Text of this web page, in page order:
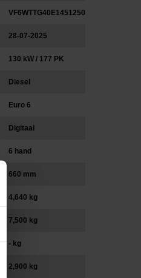
VF6WTTG40E1451250
28-07-2025
130 kW / 177 PK
Diesel
Euro 6
Digitaal
6 hand
660 mm
4,640 kg
7,500 kg
- kg
2,900 kg